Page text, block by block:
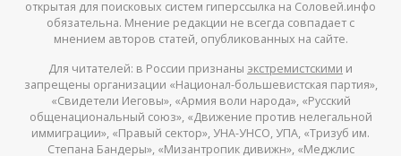
открытая для поисковых систем гиперссылка на Соловей.инфо
обязательна. Мнение редакции не всегда совпадает с
мнением авторов статей, опубликованных на сайте.
Для читателей: в России признаны экстремистскими и
запрещены организации «Национал-большевистская партия»,
«Свидетели Иеговы», «Армия воли народа», «Русский
общенациональный союз», «Движение против нелегальной
иммиграции», «Правый сектор», УНА-УНСО, УПА, «Тризуб им.
Степана Бандеры», «Мизантропик дивижн», «Меджлис